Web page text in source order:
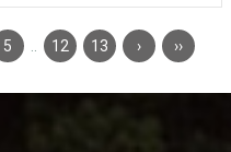
5 12 13 › ››